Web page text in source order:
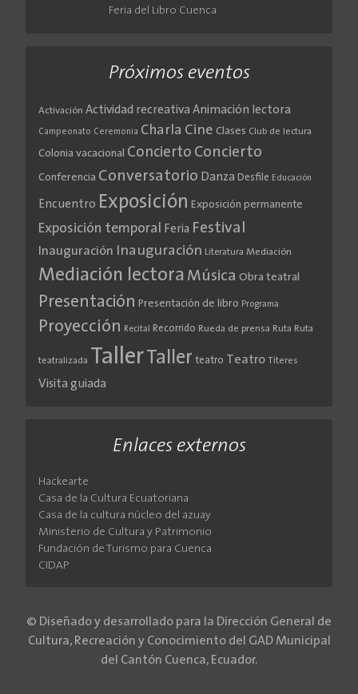
Feria del Libro Cuenca
Próximos eventos
Activación Actividad recreativa Animación lectora
Campeonato Ceremonia Charla Cine Clases Club de lectura
Colonia vacacional Concierto Concierto
Conferencia Conversatorio Danza Desfile Educación
Encuentro Exposición Exposición permanente
Exposición temporal Feria Festival
Inauguración Inauguración Literatura Mediación
Mediación lectora Música Obra teatral
Presentación Presentación de libro Programa
Proyección Recital Recorrido Rueda de prensa Ruta Ruta
teatralizada TallerTaller teatro Teatro Títeres
Visita guiada
Enlaces externos
Hackearte
Casa de la Cultura Ecuatoriana
Casa de la cultura núcleo del azuay
Ministerio de Cultura y Patrimonio
Fundación de Turismo para Cuenca
CIDAP
© Diseñado y desarrollado para la Dirección General de
Cultura, Recreación y Conocimiento del GAD Municipal
del Cantón Cuenca, Ecuador.